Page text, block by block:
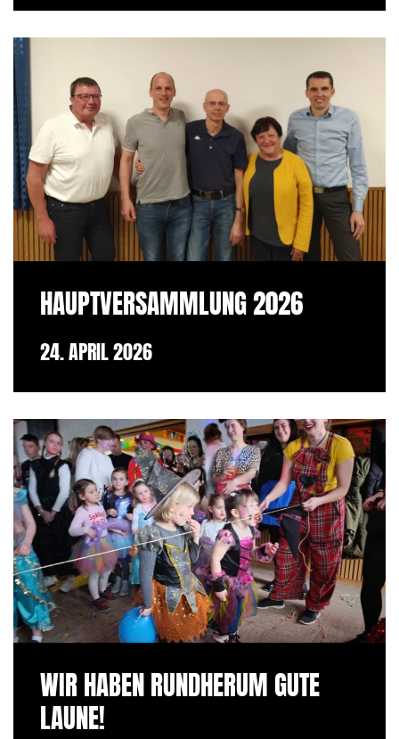
HAUPTVERSAMMLUNG 2026
24. APRIL 2026
WIR HABEN RUNDHERUM GUTE
LAUNE!